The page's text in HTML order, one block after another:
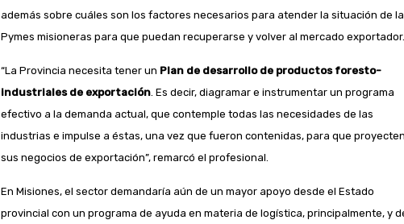
además sobre cuáles son los factores necesarios para atender la situación de
Pymes misioneras para que puedan recuperarse y volver al mercado exportador.
“La Provincia necesita tener un Plan de desarrollo de productos foresto-
industriales de exportación. Es decir, diagramar e instrumentar un programa
efectivo a la demanda actual, que contemple todas las necesidades de las
industrias e impulse a éstas, una vez que fueron contenidas, para que proyecten
sus negocios de exportación”, remarcó el profesional.
En Misiones, el sector demandaría aún de un mayor apoyo desde el Estado
provincial con un programa de ayuda en materia de logística, principalmente, y